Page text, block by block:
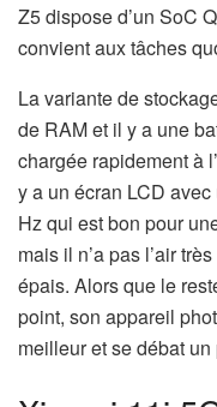
Z5 dispose d’un SoC
convient aux tâches
La variante de
de RAM et il y a une
chargée rapidement à
y a un écran LCD
Hz qui est bon pour
mais il n’a pas l’air
épais. Alors que le
point, son appareil
meilleur et se débat